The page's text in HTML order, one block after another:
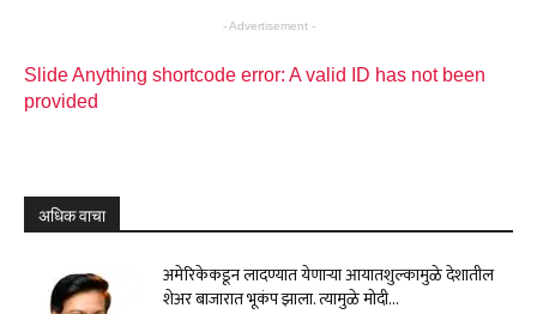
- Advertisement -
Slide Anything shortcode error: A valid ID has not been
provided
अधिक वाचा
अमेरिकेकडून लादण्यात येणाऱ्या आयातशुल्कामुळे देशातील
शेअर बाजारात भूकंप झाला. त्यामुळे मोदी...